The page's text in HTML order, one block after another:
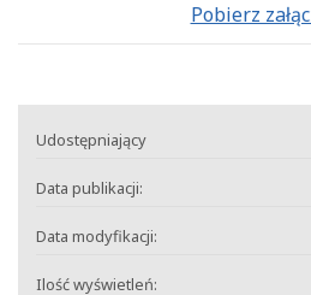
Pobierz
Udostępniający
Data publikacji:
Data modyfikacji:
Ilość wyświetleń: